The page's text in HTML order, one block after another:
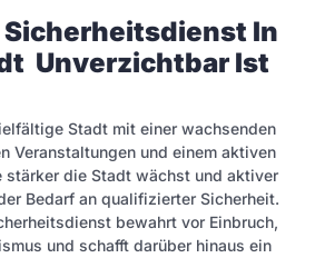
Sicherheitsdienst In
Unverzichtbar Ist
Stadt mit einer wachsenden
Veranstaltungen und einem aktiven
stärker die Stadt wächst und aktiver
Bedarf an qualifizierter Sicherheit.
bewahrt vor Einbruch,
und schafft darüber hinaus ein